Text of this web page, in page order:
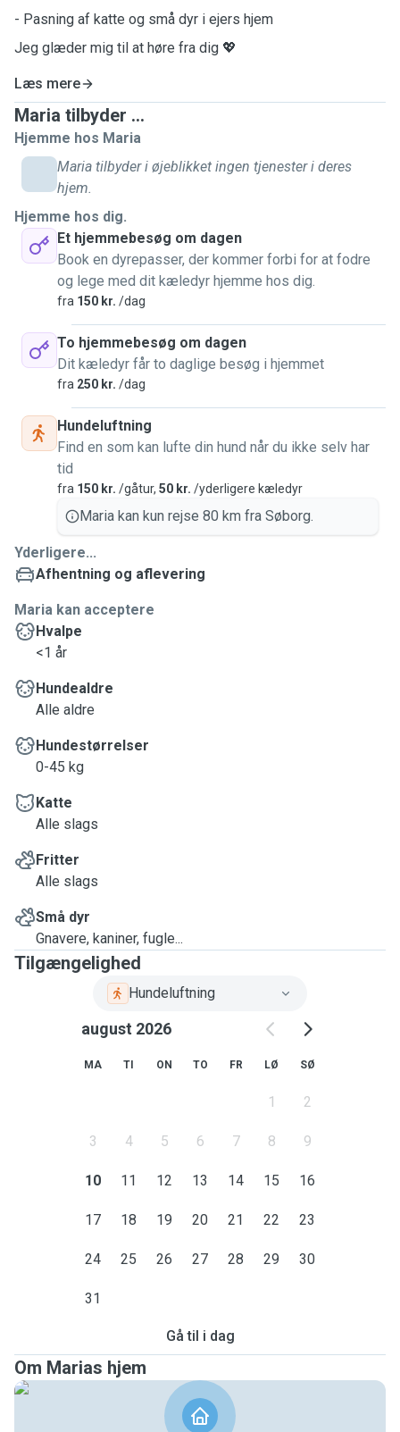
- Pasning af katte og små dyr i ejers hjem
Jeg glæder mig til at høre fra dig 💖
Læs mere
Maria tilbyder ...
Hjemme hos Maria
Maria tilbyder i øjeblikket ingen tjenester i deres
hjem.
Hjemme hos dig.
Et hjemmebesøg om dagen
Book en dyrepasser, der kommer forbi for at fodre
og lege med dit kæledyr hjemme hos dig.
fra 150 kr. /dag
To hjemmebesøg om dagen
Dit kæledyr får to daglige besøg i hjemmet
fra 250 kr. /dag
Hundeluftning
Find en som kan lufte din hund når du ikke selv har
tid
fra 150 kr. /gåtur, 50 kr. /yderligere kæledyr
Maria kan kun rejse 80 km fra Søborg.
Yderligere...
Afhentning og aflevering
Maria kan acceptere
Hvalpe
<1 år
Hundealdre
Alle aldre
Hundestørrelser
0-45 kg
Katte
Alle slags
Fritter
Alle slags
Små dyr
Gnavere, kaniner, fugle...
Tilgængelighed
Hundeluftning
august 2026
MA TI ON TO FR LØ SØ
1 2
3 4 5 6 7 8 9
10 11 12 13 14 15 16
17 18 19 20 21 22 23
24 25 26 27 28 29 30
31
Gå til i dag
Om Marias hjem